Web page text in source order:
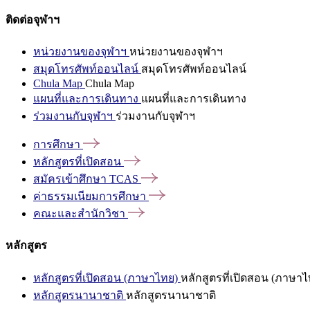
ติดต่อจุฬาฯ
หน่วยงานของจุฬาฯ หน่วยงานของจุฬาฯ
สมุดโทรศัพท์ออนไลน์ สมุดโทรศัพท์ออนไลน์
Chula Map Chula Map
แผนที่และการเดินทาง แผนที่และการเดินทาง
ร่วมงานกับจุฬาฯ ร่วมงานกับจุฬาฯ
การศึกษา
หลักสูตรที่เปิดสอน
สมัครเข้าศึกษา TCAS
ค่าธรรมเนียมการศึกษา
คณะและสำนักวิชา
หลักสูตร
หลักสูตรที่เปิดสอน (ภาษาไทย) หลักสูตรที่เปิดสอน (ภาษาไ
หลักสูตรนานาชาติ หลักสูตรนานาชาติ